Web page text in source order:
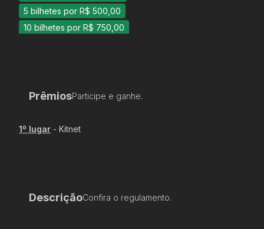
5 bilhetes por R$ 500,00
10 bilhetes por R$ 750,00
PrêmiosParticipe e ganhe.
1º lugar -Kitnet
DescriçãoConfira o regulamento.